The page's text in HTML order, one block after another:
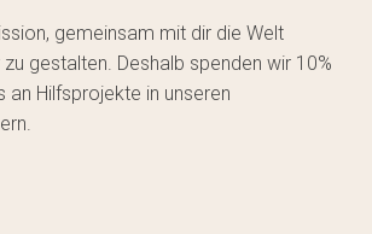
gemeinsam mit dir die Welt
gestalten. Deshalb spenden wir 10%
an Hilfsprojekte in unseren